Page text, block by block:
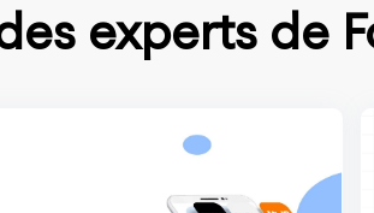
experts de